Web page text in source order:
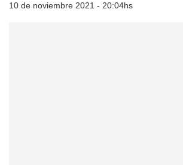
10 de noviembre 2021 - 20:04hs